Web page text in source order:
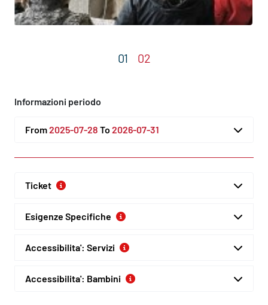
Informazioni periodo
From2025-07-28 To 2026-07-31
Ticket
Esigenze Specifiche
Accessibilita': Servizi
Accessibilita': Bambini